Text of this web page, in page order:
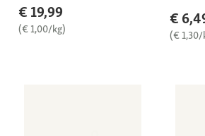
€ 19,99
(€ 1,00/kg)
€
(€ 1,30/